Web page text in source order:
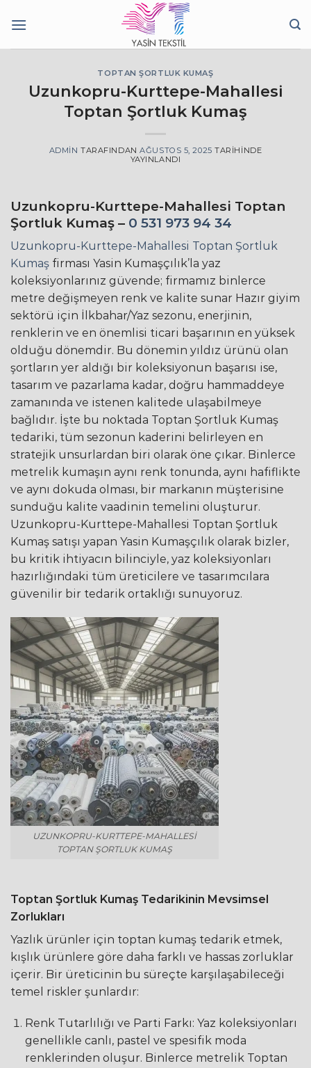
atla
TOPTAN ŞORTLUK KUMAŞ
Uzunkopru-Kurttepe-Mahallesi
Toptan Şortluk Kumaş
ADMIN TARAFINDAN AĞUSTOS 5, 2025 TARIHINDE
YAYINLANDI
Uzunkopru-Kurttepe-Mahallesi Toptan
Şortluk Kumaş – 0 531 973 94 34
Uzunkopru-Kurttepe-Mahallesi Toptan Şortluk
Kumaş firması Yasin Kumaşçılık’la yaz
koleksiyonlarınız güvende; firmamız binlerce
metre değişmeyen renk ve kalite sunar Hazır giyim
sektörü için İlkbahar/Yaz sezonu, enerjinin,
renklerin ve en önemlisi ticari başarının en yüksek
olduğu dönemdir. Bu dönemin yıldız ürünü olan
şortların yer aldığı bir koleksiyonun başarısı ise,
tasarım ve pazarlama kadar, doğru hammaddeye
zamanında ve istenen kalitede ulaşabilmeye
bağlıdır. İşte bu noktada Toptan Şortluk Kumaş
tedariki, tüm sezonun kaderini belirleyen en
stratejik unsurlardan biri olarak öne çıkar. Binlerce
metrelik kumaşın aynı renk tonunda, aynı hafiflikte
ve aynı dokuda olması, bir markanın müşterisine
sunduğu kalite vaadinin temelini oluşturur.
Uzunkopru-Kurttepe-Mahallesi Toptan Şortluk
Kumaş satışı yapan Yasin Kumaşçılık olarak bizler,
bu kritik ihtiyacın bilinciyle, yaz koleksiyonları
hazırlığındaki tüm üreticilere ve tasarımcılara
güvenilir bir tedarik ortaklığı sunuyoruz.
UZUNKOPRU-KURTTEPE-MAHALLESI
TOPTAN ŞORTLUK KUMAŞ
Toptan Şortluk Kumaş Tedarikinin Mevsimsel
Zorlukları
Yazlık ürünler için toptan kumaş tedarik etmek,
kışlık ürünlere göre daha farklı ve hassas zorluklar
içerir. Bir üreticinin bu süreçte karşılaşabileceği
temel riskler şunlardır:
Renk Tutarlılığı ve Parti Farkı: Yaz koleksiyonları
genellikle canlı, pastel ve spesifik moda
renklerinden oluşur. Binlerce metrelik Toptan